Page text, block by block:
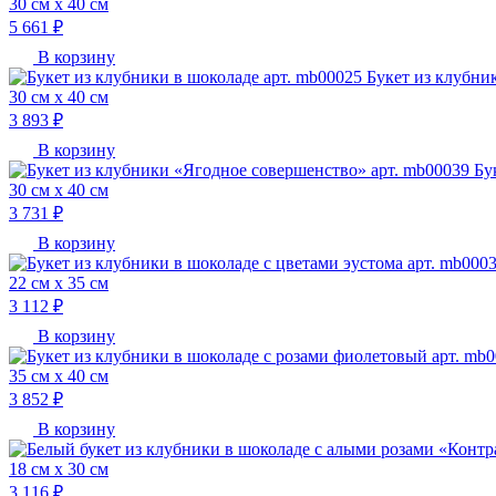
5 661 ₽
В корзину
Букет из
30 см х 40 см
3 893 ₽
В корзину
30 см х 40 см
3 731 ₽
В корзину
22 см х 35 см
3 112 ₽
В корзину
35 см х 40 см
3 852 ₽
В корзину
18 см х 30 см
3 116 ₽